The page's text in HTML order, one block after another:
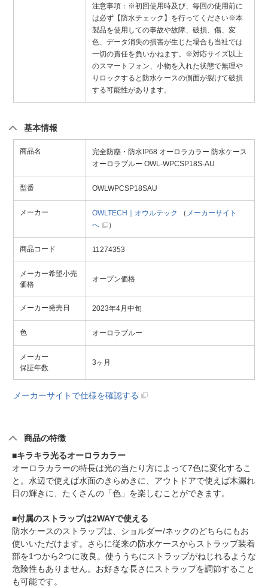
注意事項：※初回使用時及び、毎回の使用前に
は必ず【防水チェック】を行ってください※本
製品を使用しての事故や故障、破損、傷、変
色、データ消失の損害が生じた場合も当社では
一切の責任を負いかねます。※対応サイズ以上
のスマートフォン、小物を入れた状態で無理や
りロックすると防水ケースの側面が裂けて破損
する可能性があります。
基本情報
商品名
完全防塵・防水IP68 オーロラカラー 防水ケース
オーロラブルー OWL-WPCSP18S-AU
型番 OWLWPCSP18SAU
メーカー OWLTECH｜オウルテック （ メーカーサイト
へ
）
商品コード 11274353
メーカー希望小売
価格
オープン価格
メーカー発売日 2023年4月中旬
色 オーロラブルー
メーカー
保証年数
3ヶ月
メーカーサイトで仕様を確認する
商品の特徴
■キラキラ光るオーロラカラー
オーロラカラーの特長は光の当たり方によって7色に変化するこ
と。水辺で使えば水面のきらめきに、アウトドアで使えば木漏れ
日の輝きに、たくさんの「色」を楽しむことができます。
■付属のストラップは2WAYで使える
防水ケースのストラップは、ショルダー/ネックのどちらにもお
使いいただけます。さらに従来の防水ケースからストラップ装着
部を1つから2つに改良。使ううちにストラップがねじれるような
危険性もありません。お好きな長さにストラップを調節すること
も可能です。